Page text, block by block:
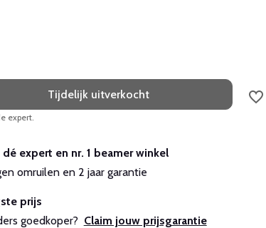
Tijdelijk uitverkocht
expert.
expert en nr. 1 beamer winkel
omruilen en 2 jaar garantie
prijs
goedkoper? Claim jouw prijsgarantie